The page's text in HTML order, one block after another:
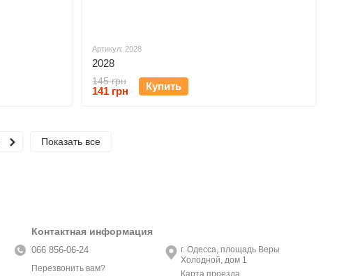
Артикул: 2028
2028
145 грн
141 грн Купить
Показать все
Контактная информация
066 856-06-24
Перезвонить вам?
г. Одесса, площадь Веры
Холодной, дом 1
Карта проезда